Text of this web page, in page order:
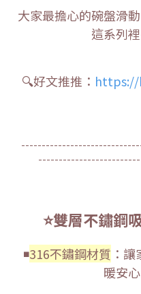
大家最擔心的碗盤滑
這系列
🔍好文推推： https://
⭐雙層不鏽鋼
◾316不鏽鋼材質 ：
暖安